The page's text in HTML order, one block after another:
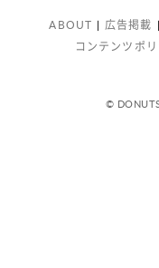
ABOUT 広告掲載
コンテンツポ
©